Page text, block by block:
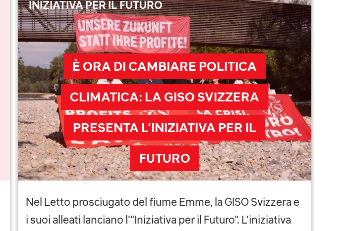
È ORA DI CAMBIARE POLITICA
CLIMATICA: LA GISO SVIZZERA
PRESENTA L’INIZIATIVA PER IL
FUTURO
INIZIATIVA PER IL FUTURO
Nel Letto prosciugato del fiume Emme, la GISO Svizzera e
i suoi alleati lanciano l’"Iniziativa per il Futuro". L'iniziativa